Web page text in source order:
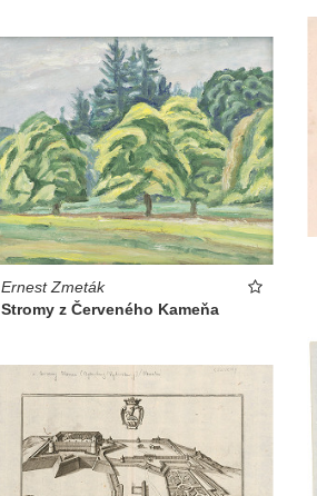
Ernest Zmeták
Stromy z Červeného Kameňa